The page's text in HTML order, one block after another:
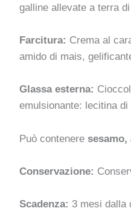
galline allevate a terra
Farcitura: Crema al
amido di mais,
Glassa esterna:
emulsionante: lecitina
Può contenere
Conservazione:
Scadenza: 3 mesi dalla